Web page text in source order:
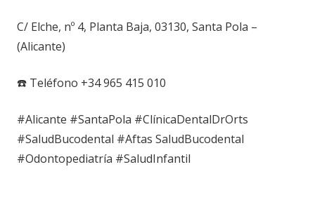
C/ Elche, nº 4, Planta Baja, 03130, Santa Pola –
(Alicante)
☎️ Teléfono +34 965 415 010
#Alicante #SantaPola #ClínicaDentalDrOrts
#SaludBucodental #Aftas SaludBucodental
#Odontopediatría #SaludInfantil